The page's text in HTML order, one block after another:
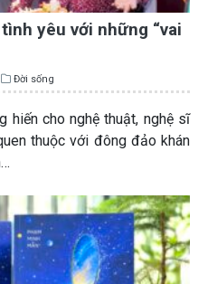
yêu với những “vai
Đời sống
hiến cho nghệ thuật, nghệ sĩ
thuộc với đông đảo khán